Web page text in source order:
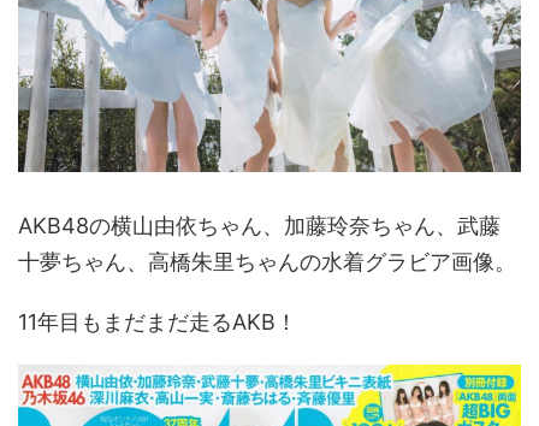
AKB48の横山由依ちゃん、加藤玲奈ちゃん、武藤
十夢ちゃん、高橋朱里ちゃんの水着グラビア画像。
11年目もまだまだ走るAKB！